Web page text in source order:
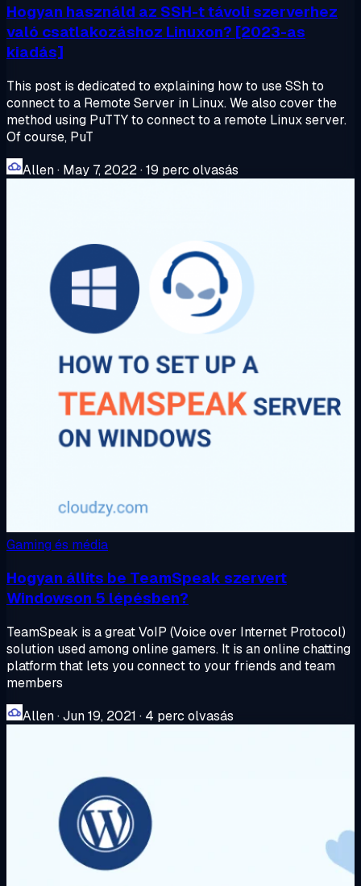
Hogyan használd az SSH-t távoli szerverhez
való csatlakozáshoz Linuxon? [2023-as
kiadás]
This post is dedicated to explaining how to use SSh to
connect to a Remote Server in Linux. We also cover the
method using PuTTY to connect to a remote Linux server.
Of course, PuT
Allen· May 7, 2022·19 perc olvasás
Gaming és média
Hogyan állíts be TeamSpeak szervert
Windowson 5 lépésben?
TeamSpeak is a great VoIP (Voice over Internet Protocol)
solution used among online gamers. It is an online chatting
platform that lets you connect to your friends and team
members
Allen·Jun 19, 2021 · 4 perc olvasás